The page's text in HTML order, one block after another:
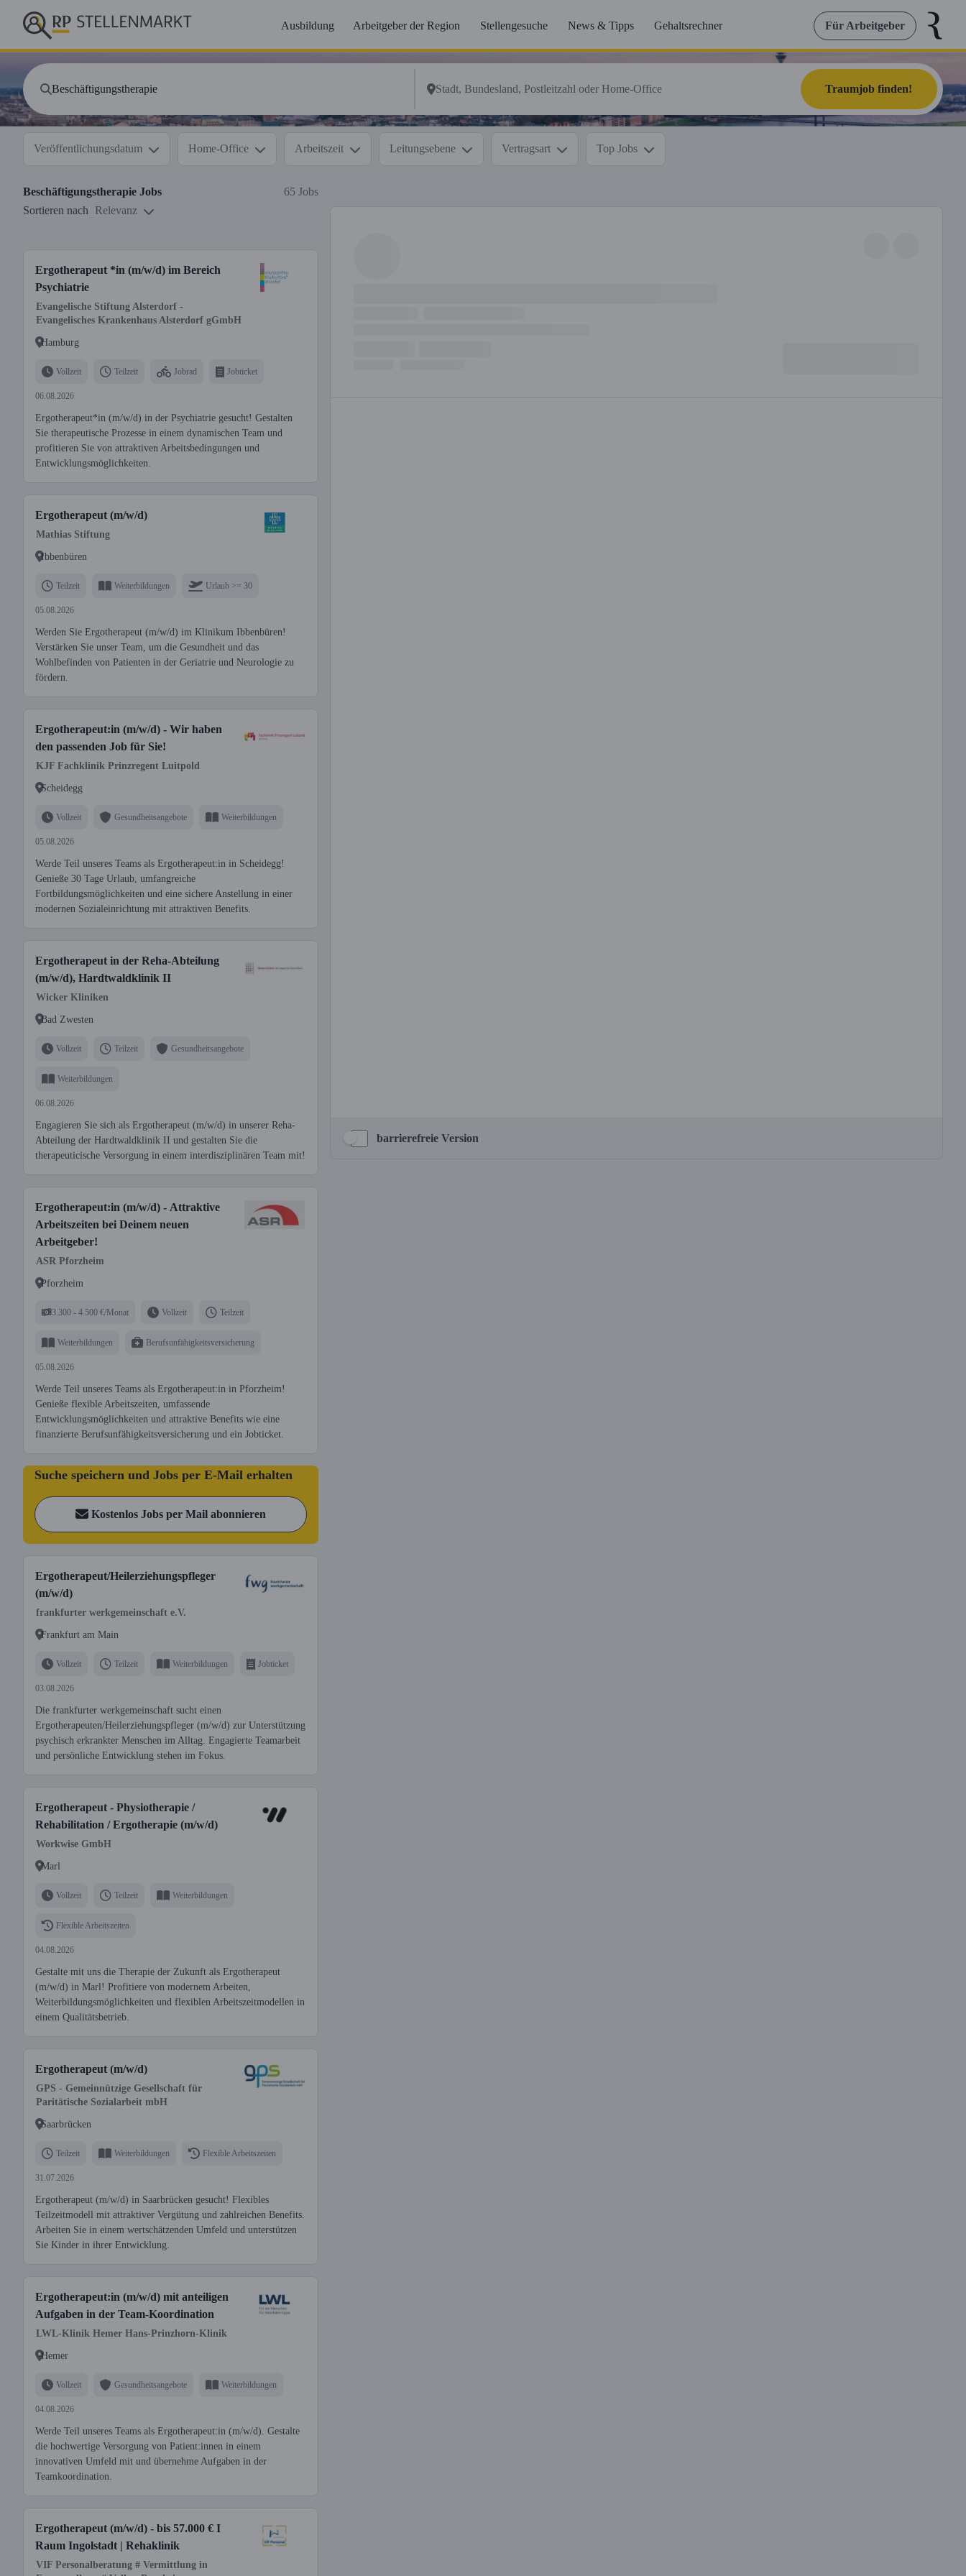
Ausbildung Arbeitgeber der Region Stellengesuche News & Tipps Gehaltsrechner Für Arbeitgeber
Traumjob finden!
Veröffentlichungsdatum Home-Office Arbeitszeit Leitungsebene Vertragsart Top Jobs
Beschäftigungstherapie Jobs
65 Jobs
Sortieren nach
Relevanz
Ergotherapeut *in (m/w/d) im Bereich
Psychiatrie
Evangelische Stiftung Alsterdorf -
Evangelisches Krankenhaus Alsterdorf gGmbH
Hamburg
Vollzeit Teilzeit Jobrad Jobticket
06.08.2026
Ergotherapeut*in (m/w/d) in der Psychiatrie gesucht! Gestalten
Sie therapeutische Prozesse in einem dynamischen Team und
profitieren Sie von attraktiven Arbeitsbedingungen und
Entwicklungsmöglichkeiten.
Ergotherapeut (m/w/d)
Mathias Stiftung
Ibbenbüren
Teilzeit Weiterbildungen Urlaub >= 30
05.08.2026
Werden Sie Ergotherapeut (m/w/d) im Klinikum Ibbenbüren!
Verstärken Sie unser Team, um die Gesundheit und das
Wohlbefinden von Patienten in der Geriatrie und Neurologie zu
fördern.
Ergotherapeut:in (m/w/d) - Wir haben
den passenden Job für Sie!
KJF Fachklinik Prinzregent Luitpold
Scheidegg
Vollzeit Gesundheitsangebote Weiterbildungen
05.08.2026
Werde Teil unseres Teams als Ergotherapeut:in in Scheidegg!
Genieße 30 Tage Urlaub, umfangreiche
Fortbildungsmöglichkeiten und eine sichere Anstellung in einer
modernen Sozialeinrichtung mit attraktiven Benefits.
Ergotherapeut in der Reha-Abteilung
(m/w/d), Hardtwaldklinik II
Wicker Kliniken
Bad Zwesten
Vollzeit Teilzeit Gesundheitsangebote
Weiterbildungen
06.08.2026
Engagieren Sie sich als Ergotherapeut (m/w/d) in unserer Reha-
Abteilung der Hardtwaldklinik II und gestalten Sie die
therapeuticische Versorgung in einem interdisziplinären Team mit!
Ergotherapeut:in (m/w/d) - Attraktive
Arbeitszeiten bei Deinem neuen
Arbeitgeber!
ASR Pforzheim
Pforzheim
3.300 - 4.500 €/Monat Vollzeit Teilzeit
Weiterbildungen Berufsunfähigkeitsversicherung
05.08.2026
Werde Teil unseres Teams als Ergotherapeut:in in Pforzheim!
Genieße flexible Arbeitszeiten, umfassende
Entwicklungsmöglichkeiten und attraktive Benefits wie eine
finanzierte Berufsunfähigkeitsversicherung und ein Jobticket.
Suche speichern und Jobs per E-Mail erhalten
Kostenlos Jobs per Mail abonnieren
Ergotherapeut/Heilerziehungspfleger
(m/w/d)
frankfurter werkgemeinschaft e.V.
Frankfurt am Main
Vollzeit Teilzeit Weiterbildungen Jobticket
03.08.2026
Die frankfurter werkgemeinschaft sucht einen
Ergotherapeuten/Heilerziehungspfleger (m/w/d) zur Unterstützung
psychisch erkrankter Menschen im Alltag. Engagierte Teamarbeit
und persönliche Entwicklung stehen im Fokus.
Ergotherapeut - Physiotherapie /
Rehabilitation / Ergotherapie (m/w/d)
Workwise GmbH
Marl
Vollzeit Teilzeit Weiterbildungen
Flexible Arbeitszeiten
04.08.2026
Gestalte mit uns die Therapie der Zukunft als Ergotherapeut
(m/w/d) in Marl! Profitiere von modernem Arbeiten,
Weiterbildungsmöglichkeiten und flexiblen Arbeitszeitmodellen in
einem Qualitätsbetrieb.
Ergotherapeut (m/w/d)
GPS - Gemeinnützige Gesellschaft für
Paritätische Sozialarbeit mbH
Saarbrücken
Teilzeit Weiterbildungen Flexible Arbeitszeiten
31.07.2026
Ergotherapeut (m/w/d) in Saarbrücken gesucht! Flexibles
Teilzeitmodell mit attraktiver Vergütung und zahlreichen Benefits.
Arbeiten Sie in einem wertschätzenden Umfeld und unterstützen
Sie Kinder in ihrer Entwicklung.
Ergotherapeut:in (m/w/d) mit anteiligen
Aufgaben in der Team-Koordination
LWL-Klinik Hemer Hans-Prinzhorn-Klinik
Hemer
Vollzeit Gesundheitsangebote Weiterbildungen
04.08.2026
Werde Teil unseres Teams als Ergotherapeut:in (m/w/d). Gestalte
die hochwertige Versorgung von Patient:innen in einem
innovativen Umfeld mit und übernehme Aufgaben in der
Teamkoordination.
Ergotherapeut (m/w/d) - bis 57.000 € I
Raum Ingolstadt | Rehaklinik
VIF Personalberatung # Vermittlung in
barrierefreie Version